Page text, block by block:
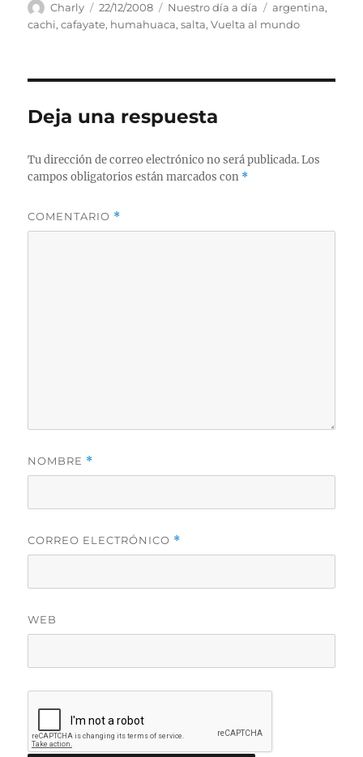
Autor
Charly
Publicado
el
22/12/2008 Categorías
Nuestro día a día Etiquetas
argentina,
cachi,cafayate, humahuaca,salta,Vuelta al mundo
Deja una respuesta
Tu dirección de correo electrónico no será publicada. Los
campos obligatorios están marcados con *
COMENTARIO *
NOMBRE *
CORREO ELECTRÓNICO *
WEB